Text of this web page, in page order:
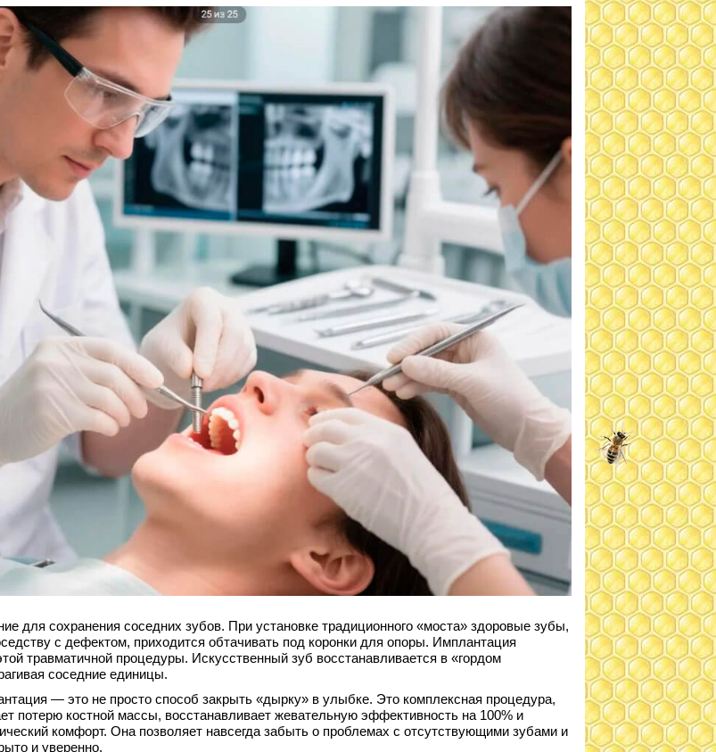
для сохранения соседних зубов. При установке традиционного «моста» здоровые зубы,
с дефектом, приходится обтачивать под коронки для опоры. Имплантация
травматичной процедуры. Искусственный зуб восстанавливается в «гордом
соседние единицы.
— это не просто способ закрыть «дырку» в улыбке. Это комплексная процедура,
потерю костной массы, восстанавливает жевательную эффективность на 100% и
комфорт. Она позволяет навсегда забыть о проблемах с отсутствующими зубами и
и уверенно.